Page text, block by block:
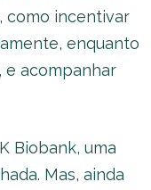
como incentivar
enquanto
e acompanhar
Biobank, uma
Mas, ainda